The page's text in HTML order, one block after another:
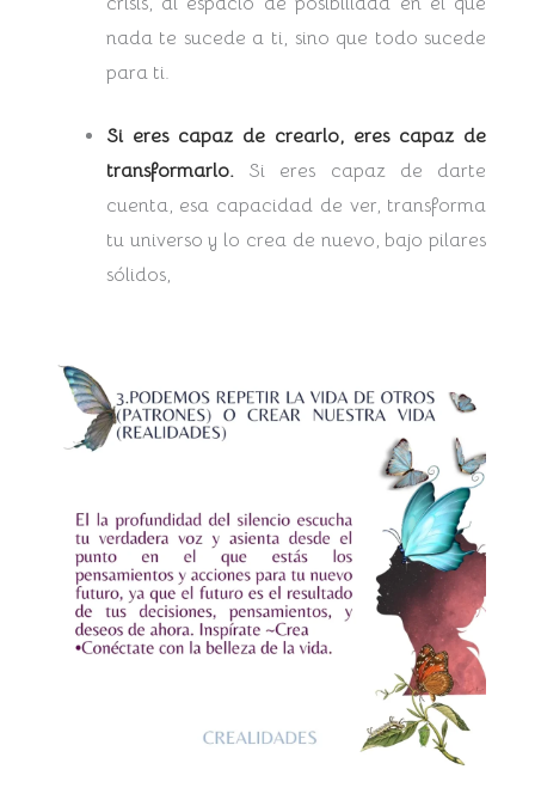
nada te sucede a ti, sino que todo sucede
para ti.
Si eres capaz de crearlo, eres capaz de
transformarlo.Si eres capaz de darte
cuenta, esa capacidad de ver, transforma
tu universo y lo crea de nuevo, bajo pilares
sólidos,